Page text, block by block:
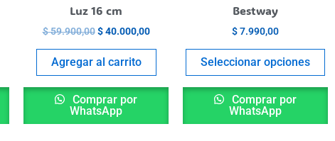
Luz 16 cm
$59.900,00 $40.000,00
Agregar al carrito
Comprar por
WhatsApp
Bestway
$7.990,00
Seleccionar opciones
Comprar por
WhatsApp